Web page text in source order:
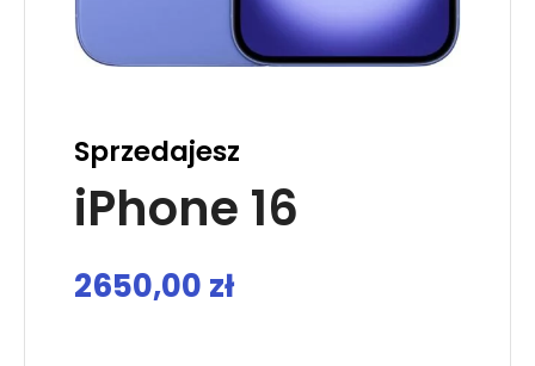
Sprzedajesz
iPhone 16
2650,00 zł